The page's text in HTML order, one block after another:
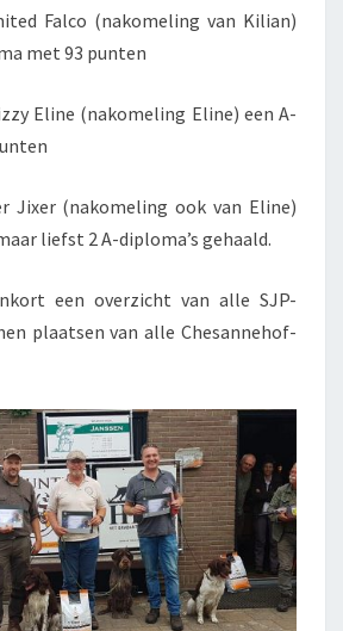
Falco (nakomeling van Kilian)
met 93 punten
Eline (nakomeling Eline) een A-
Jixer (nakomeling ook van Eline)
liefst 2 A-diploma’s gehaald.
een overzicht van alle SJP-
plaatsen van alle Chesannehof-